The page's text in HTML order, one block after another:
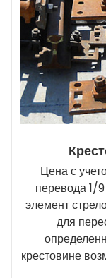
Цена с
перевода 1/
элемент
для
крестовине